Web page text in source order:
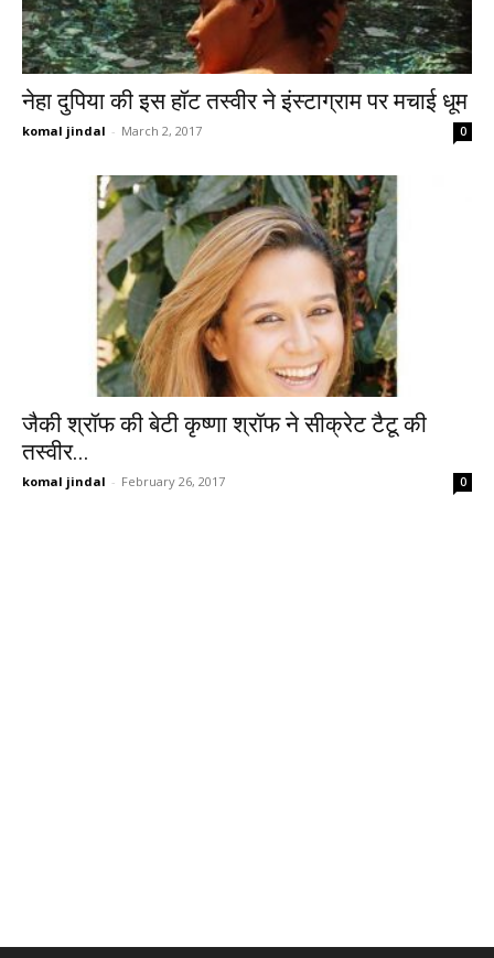
नेहा दुपिया की इस हॉट तस्वीर ने इंस्टाग्राम पर मचाई धूम
komal jindal - March 2, 2017 0
जैकी श्रॉफ की बेटी कृष्णा श्रॉफ ने सीक्रेट टैटू की
तस्वीर...
komal jindal - February 26, 2017 0